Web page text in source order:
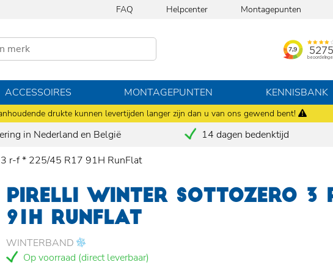
drukte kunnen levertijden langer zijn dan u van ons gewend bent!
FAQ Helpcenter Montagepunten
ACCESSOIRES MONTAGEPUNTEN KENNISBANK
in Nederland en België 14 dagen bedenktijd
r-f * 225/45 R17 91H RunFlat
PIRELLI WINTER SOTTOZERO
91H RUNFLAT
WINTERBAND
Op voorraad (direct leverbaar)